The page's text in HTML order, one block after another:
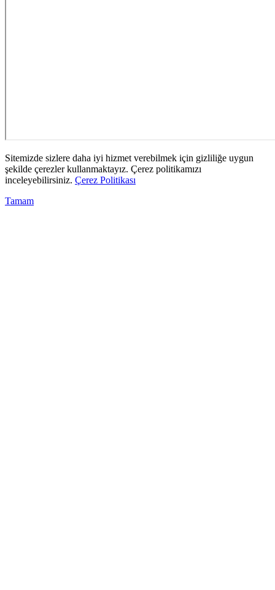
Sitemizde sizlere daha iyi hizmet verebilmek için gizliliğe uygun
şekilde çerezler kullanmaktayız. Çerez politikamızı
inceleyebilirsiniz. Çerez Politikası
Tamam